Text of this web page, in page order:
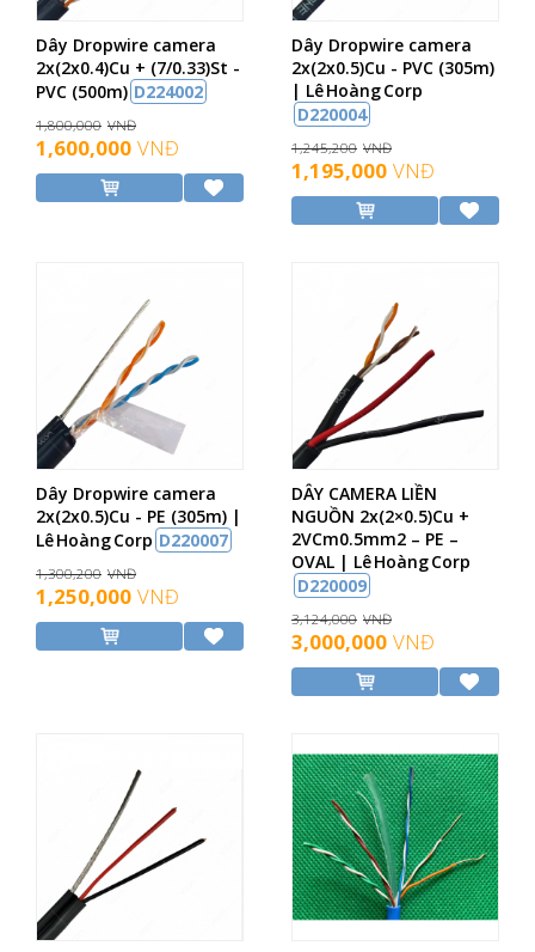
Dây Dropwire camera
2x(2x0.4)Cu + (7/0.33)St -
PVC (500m) D224002
1,800,000 VNĐ
1,600,000 VNĐ
Dây Dropwire camera
2x(2x0.5)Cu - PVC (305m)
| Lê Hoàng Corp
D220004
1,245,200 VNĐ
1,195,000 VNĐ
Dây Dropwire camera
2x(2x0.5)Cu - PE (305m) |
Lê Hoàng Corp D220007
1,300,200 VNĐ
1,250,000 VNĐ
DÂY CAMERA LIỀN
NGUỒN 2x(2×0.5)Cu +
2VCm0.5mm2 – PE –
OVAL | Lê Hoàng Corp
D220009
3,124,000 VNĐ
3,000,000 VNĐ